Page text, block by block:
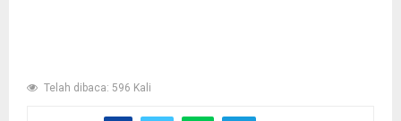
Telah dibaca: 596 Kali